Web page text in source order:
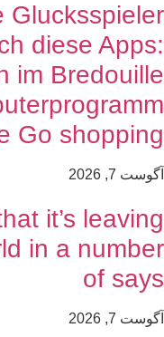
diese
im
Go
7, 2026
it’s
in a
of
7, 2026